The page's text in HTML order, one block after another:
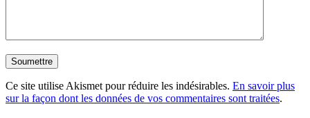
Ce site utilise Akismet pour réduire les indésirables. En savoir plus
sur la façon dont les données de vos commentaires sont traitées.